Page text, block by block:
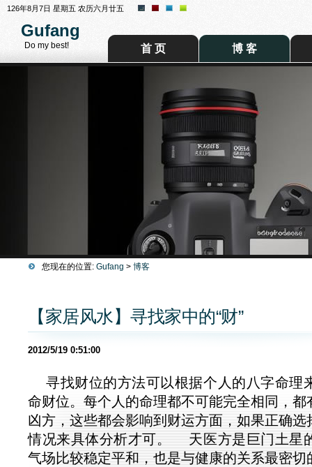
126年8月7日 星期五 农历六月廿五
Gufang
Do my best! 首 页 博 客
您现在的位置: Gufang > 博客
【家居风水】寻找家中的“财”
2012/5/19 0:51:00
寻找财位的方法可以根据个人的八字命理
命财位。每个人的命理都不可能完全相同，都
凶方，这些都会影响到财运方面，如果正确
情况来具体分析才可。 天医方是巨门土星
气场比较稳定平和，也是与健康的关系最密切